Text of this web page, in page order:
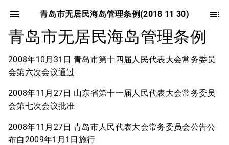
青岛市无居民海岛管理条例(2018 11 30)
青岛市无居民海岛管理条例
2008年10月31日 青岛市第十四届人民代表大会常务委员
会第六次会议通过
2008年11月27日 山东省第十一届人民代表大会常务委员
会第七次会议批准
2008年11月27日 青岛市人民代表大会常务委员会公告公
布自2009年1月1日施行